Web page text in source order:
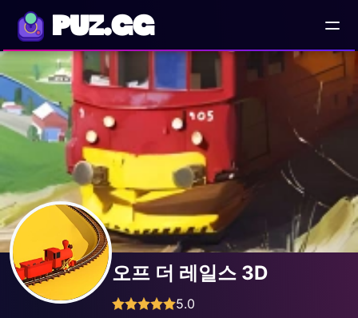
PUZ.GG
오프 더 레일스 3D
5.0